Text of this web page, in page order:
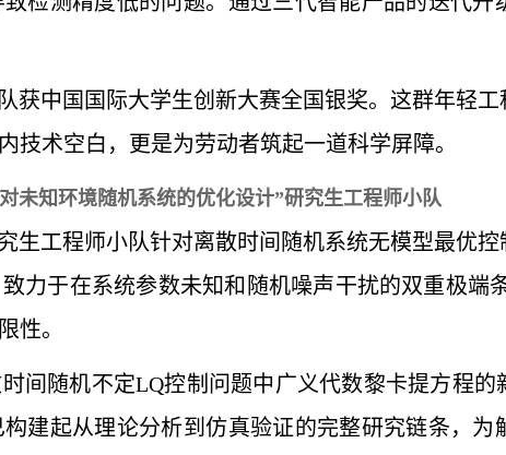
获中国国际大学生创新大赛全国银奖。这群年轻
术空白，更是为劳动者筑起一道科学屏障。
未知环境随机系统的优化设计”研究生工程师小队
生工程师小队针对离散时间随机系统无模型最优
力于在系统参数未知和随机噪声干扰的双重极端
性。
间随机不定LQ控制问题中广义代数黎卡提方程
建起从理论分析到仿真验证的完整研究链条，